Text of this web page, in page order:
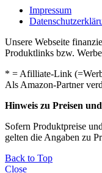
Impressum
Unsere Webseite
Produktlinks bzw.
* = Afilliate-Link
Als Amazon-Partner
Hinweis zu Preisen
Sofern Produktpreise
gelten die Angaben zu
Back to Top
Close